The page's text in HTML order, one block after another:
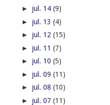
► jul. 14 (9)
► jul. 13 (4)
► jul. 12 (15)
► jul. 11 (7)
► jul. 10 (5)
► jul. 09 (11)
► jul. 08 (10)
► jul. 07 (11)